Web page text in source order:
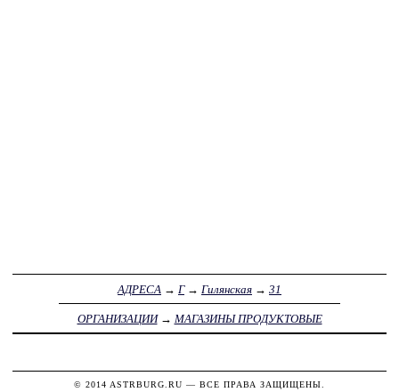
АДРЕСА → Г→ Гилянская → 31
ОРГАНИЗАЦИИ→ МАГАЗИНЫ ПРОДУКТОВЫЕ
© 2014 ASTRBURG.RU — ВСЕ ПРАВА ЗАЩИЩЕНЫ.